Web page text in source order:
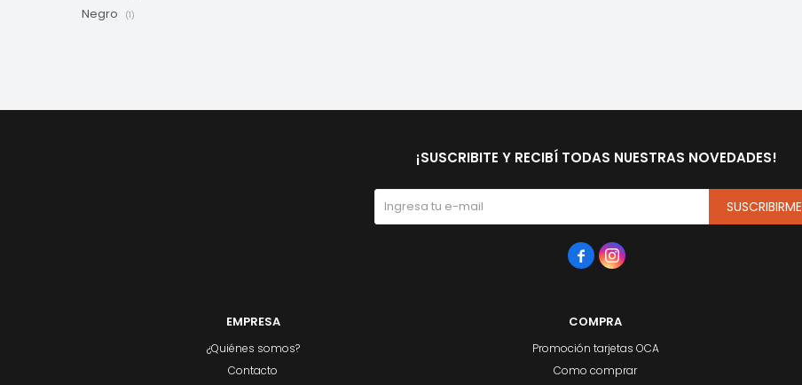
Negro (1)
EMPRESA
¿Quiénes somos?
Contacto
COMPRA
Promoción tarjetas OCA
Como comprar
¡SUSCRIBITE Y RECIBÍ TODAS NUESTRAS NOVEDADES!
SUSCRIBIRME
 